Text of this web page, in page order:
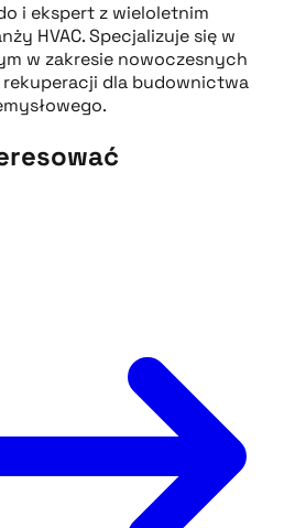
i ekspert z wieloletnim
HVAC. Specjalizuje się w
w zakresie nowoczesnych
dla budownictwa